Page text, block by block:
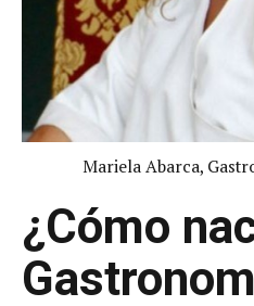
Mariela Abarca,
¿Cómo